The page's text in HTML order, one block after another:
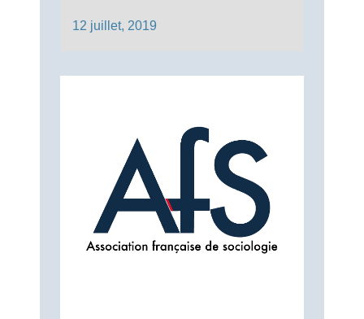
12 juillet, 2019